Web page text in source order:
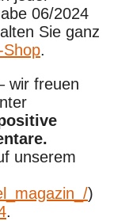
06/2024
Sie ganz
Shop.
wir freuen
unserem
)
.